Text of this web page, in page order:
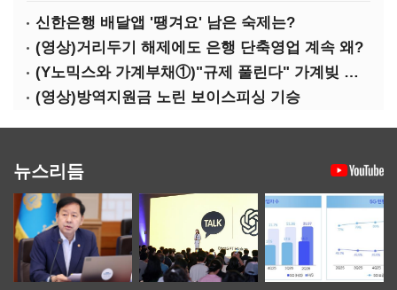
신한은행 배달앱 '땡겨요' 남은 숙제는?
(영상)거리두기 해제에도 은행 단축영업 계속 왜?
(Y노믹스와 가계부채①)"규제 풀린다" 가계빚 다시 꿈틀
(영상)방역지원금 노린 보이스피싱 기승
뉴스리듬